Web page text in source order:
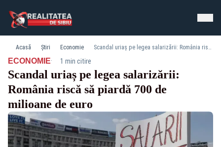
Acasă Știri Economie Scandal uriaș pe legea salarizării: România riscă să piardă 700 de milioane de euro
ECONOMIE· 1 min citire
Scandal uriaș pe legea salarizării:
România riscă să piardă 700 de
milioane de euro